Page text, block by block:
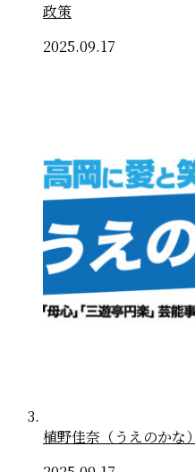
政策
2025.09.17
植野佳奈（うえのかな